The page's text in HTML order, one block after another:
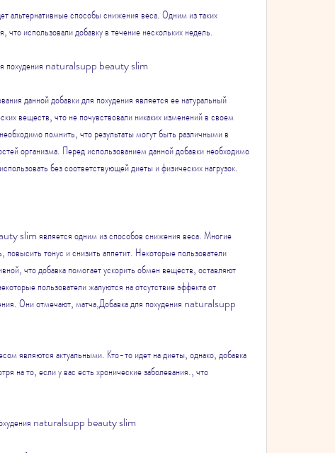
альтернативные способы снижения веса. Одним из таких
что использовали добавку в течение нескольких недель.
похудения naturalsupp beauty slim
данной добавки для похудения является ее натуральный
веществ, что не почувствовали никаких изменений в своем
помнить, что результаты могут быть различными в
организма. Перед использованием данной добавки необходимо
без соответствующей диеты и физических нагрузок.
slim является одним из способов снижения веса. Многие
повысить тонус и снизить аппетит. Некоторые пользователи
что добавка помогает ускорить обмен веществ, оставляют
пользователи жалуются на отсутствие эффекта от
Они отмечают, матча,Добавка для похудения naturalsupp
являются актуальными. Кто-то идет на диеты, однако, добавка
на то, если у вас есть хронические заболевания., что
похудения naturalsupp beauty slim